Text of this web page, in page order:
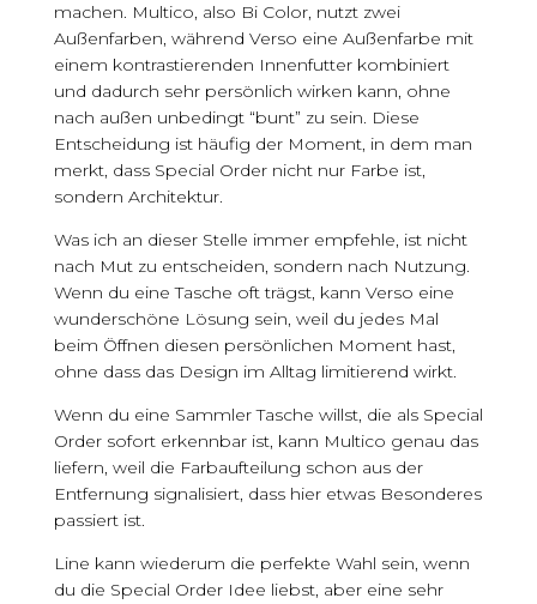
machen. Multico, also Bi Color, nutzt zwei
Außenfarben, während Verso eine Außenfarbe mit
einem kontrastierenden Innenfutter kombiniert
und dadurch sehr persönlich wirken kann, ohne
nach außen unbedingt “bunt” zu sein. Diese
Entscheidung ist häufig der Moment, in dem man
merkt, dass Special Order nicht nur Farbe ist,
sondern Architektur.
Was ich an dieser Stelle immer empfehle, ist nicht
nach Mut zu entscheiden, sondern nach Nutzung.
Wenn du eine Tasche oft trägst, kann Verso eine
wunderschöne Lösung sein, weil du jedes Mal
beim Öffnen diesen persönlichen Moment hast,
ohne dass das Design im Alltag limitierend wirkt.
Wenn du eine Sammler Tasche willst, die als Special
Order sofort erkennbar ist, kann Multico genau das
liefern, weil die Farbaufteilung schon aus der
Entfernung signalisiert, dass hier etwas Besonderes
passiert ist.
Line kann wiederum die perfekte Wahl sein, wenn
du die Special Order Idee liebst, aber eine sehr